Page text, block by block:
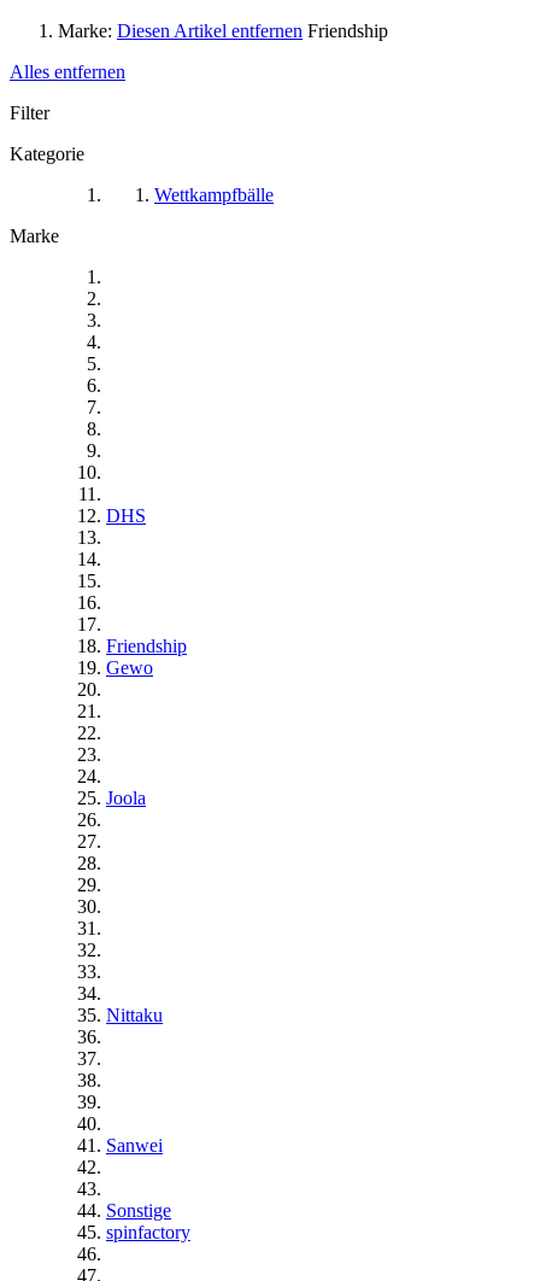
Marke: Diesen Artikel entfernen Friendship
Alles entfernen
Filter
Kategorie
Wettkampfbälle
Marke
DHS
Friendship
Gewo
Joola
Nittaku
Sanwei
Sonstige
spinfactory